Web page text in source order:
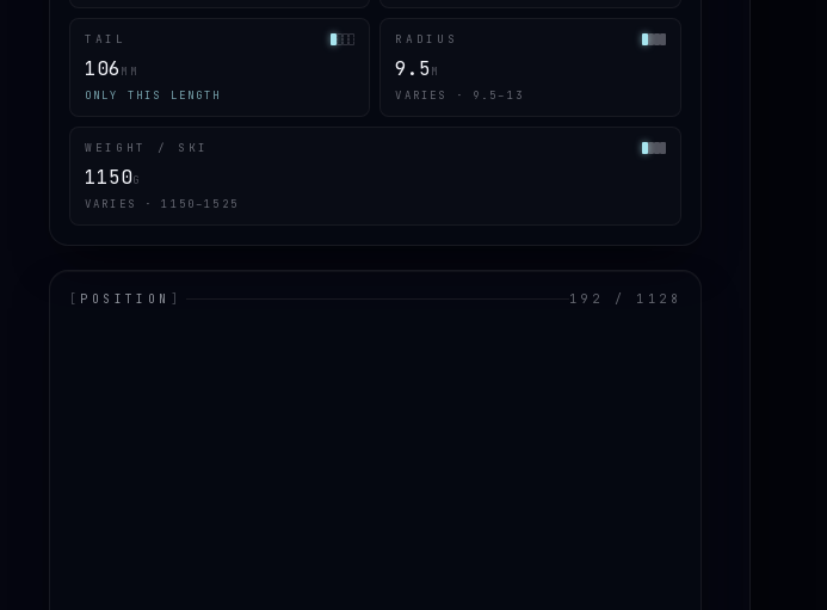
TAIL
106 MM
ONLY THIS LENGTH
RADIUS
9.5M
VARIES · 9.5–13
WEIGHT / SKI
1150G
VARIES · 1150–1525
[ POSITION ] 192 / 1128